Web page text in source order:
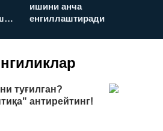
ишини анча
енгиллаштиради
туғилган?
антирейтинг!